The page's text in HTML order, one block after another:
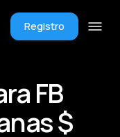
Registro
FB
$